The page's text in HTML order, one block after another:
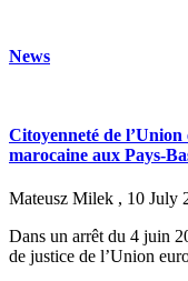
News
Citoyenneté de
marocaine aux Pays-
Mateusz Milek , 10 July
Dans un arrêt du 4 juin
de justice de l’Union